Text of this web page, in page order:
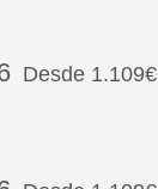
Desde 1.109€